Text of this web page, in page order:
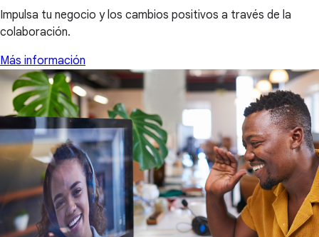
Impulsa tu negocio y los cambios positivos a través de la
colaboración.
Más información